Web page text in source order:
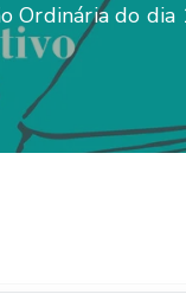
Ordinária do